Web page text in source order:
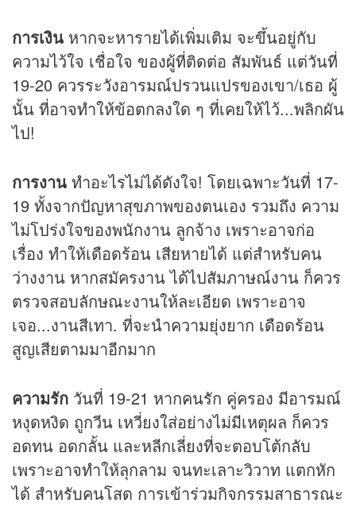
การเงิน หากจะหารายได้เพิ่มเติม จะขึ้นอยู่กับ
ความไว้ใจ เชื่อใจ ของผู้ที่ติดต่อ สัมพันธ์ แต่วันที่
19-20 ควรระวังอารมณ์ปรวนแปรของเขา/เธอ ผู้
นั้น ที่อาจทำให้ข้อตกลงใด ๆ ที่เคยให้ไว้...พลิกผัน
ไป!
การงาน ทำอะไรไม่ได้ดังใจ! โดยเฉพาะวันที่ 17-
19 ทั้งจากปัญหาสุขภาพของตนเอง รวมถึง ความ
ไม่โปร่งใจของพนักงาน ลูกจ้าง เพราะอาจก่อ
เรื่อง ทำให้เดือดร้อน เสียหายได้ แต่สำหรับคน
ว่างงาน หากสมัครงาน ได้ไปสัมภาษณ์งาน ก็ควร
ตรวจสอบลักษณะงานให้ละเอียด เพราะอาจ
เจอ...งานสีเทา. ที่จะนำความยุ่งยาก เดือดร้อน
สูญเสียตามมาอีกมาก
ความรัก วันที่ 19-21 หากคนรัก คู่ครอง มีอารมณ์
หงุดหงิด ถูกวีน เหวี่ยงใส่อย่างไม่มีเหตุผล ก็ควร
อดทน อดกลั้น และหลีกเลี่ยงที่จะตอบโต้กลับ
เพราะอาจทำให้ลุกลาม จนทะเลาะวิวาท แตกหัก
ได้ สำหรับคนโสด การเข้าร่วมกิจกรรมสาธารณะ